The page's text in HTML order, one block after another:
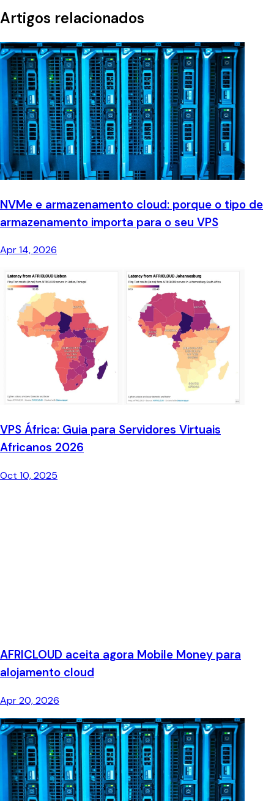
Artigos relacionados
NVMe e armazenamento cloud: porque o tipo de
armazenamento importa para o seu VPS
Apr 14, 2026
VPS África: Guia para Servidores Virtuais
Africanos 2026
Oct 10, 2025
AFRICLOUD aceita agora Mobile Money para
alojamento cloud
Apr 20, 2026